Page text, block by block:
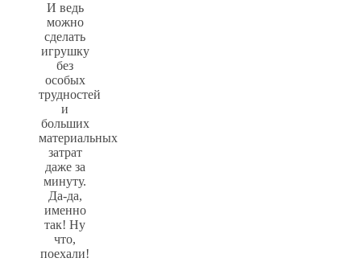
И ведь
можно
сделать
игрушку
без
особых
трудностей
и
больших
материальных
затрат
даже за
минуту.
Да-да,
именно
так! Ну
что,
поехали!